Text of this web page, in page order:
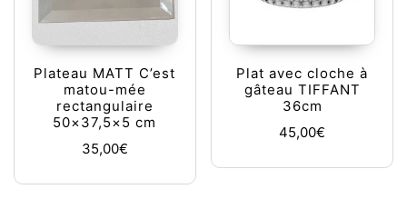
Plateau MATT C’est
matou-mée
rectangulaire
50×37,5×5 cm
35,00€
Plat avec cloche à
gâteau TIFFANT
36cm
45,00€